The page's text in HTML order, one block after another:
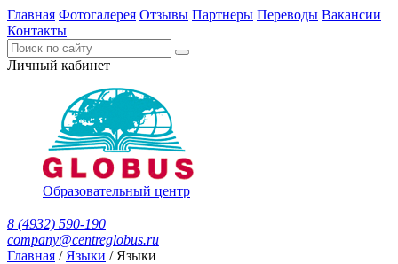
Главная Фотогалерея Отзывы Партнеры Переводы Вакансии
Контакты
Личный кабинет
Образовательный центр
8 (4932) 590-190
company@centreglobus.ru
Главная / Языки / Языки